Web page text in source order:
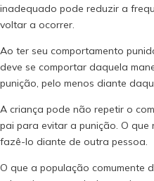
inadequado pode reduzir a
voltar a ocorrer.
Ao ter seu comportamento
deve se comportar daquela
punição, pelo menos diante
A criança pode não repetir o
pai para evitar a punição. O
fazê-lo diante de outra pessoa.
O que a população comumente